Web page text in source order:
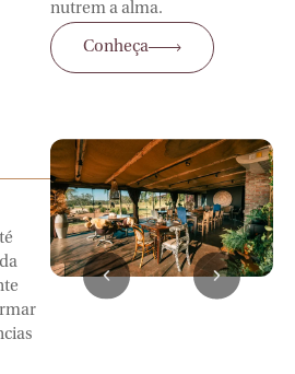
nutrem a alma.
Conheça